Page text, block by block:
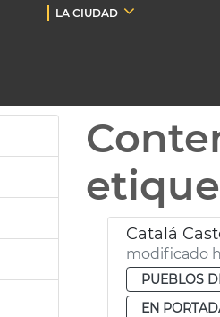
LA CIUDAD
Catalá
modificado
PUEBLOS
EN